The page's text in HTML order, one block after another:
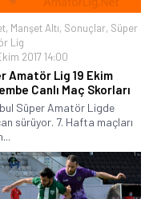
, Manşet Altı, Sonuçlar, Süper
Lig
2017 14:00
Amatör Lig 19 Ekim
Canlı Maç Skorları
Süper Amatör Ligde
sürüyor. 7. Hafta maçları